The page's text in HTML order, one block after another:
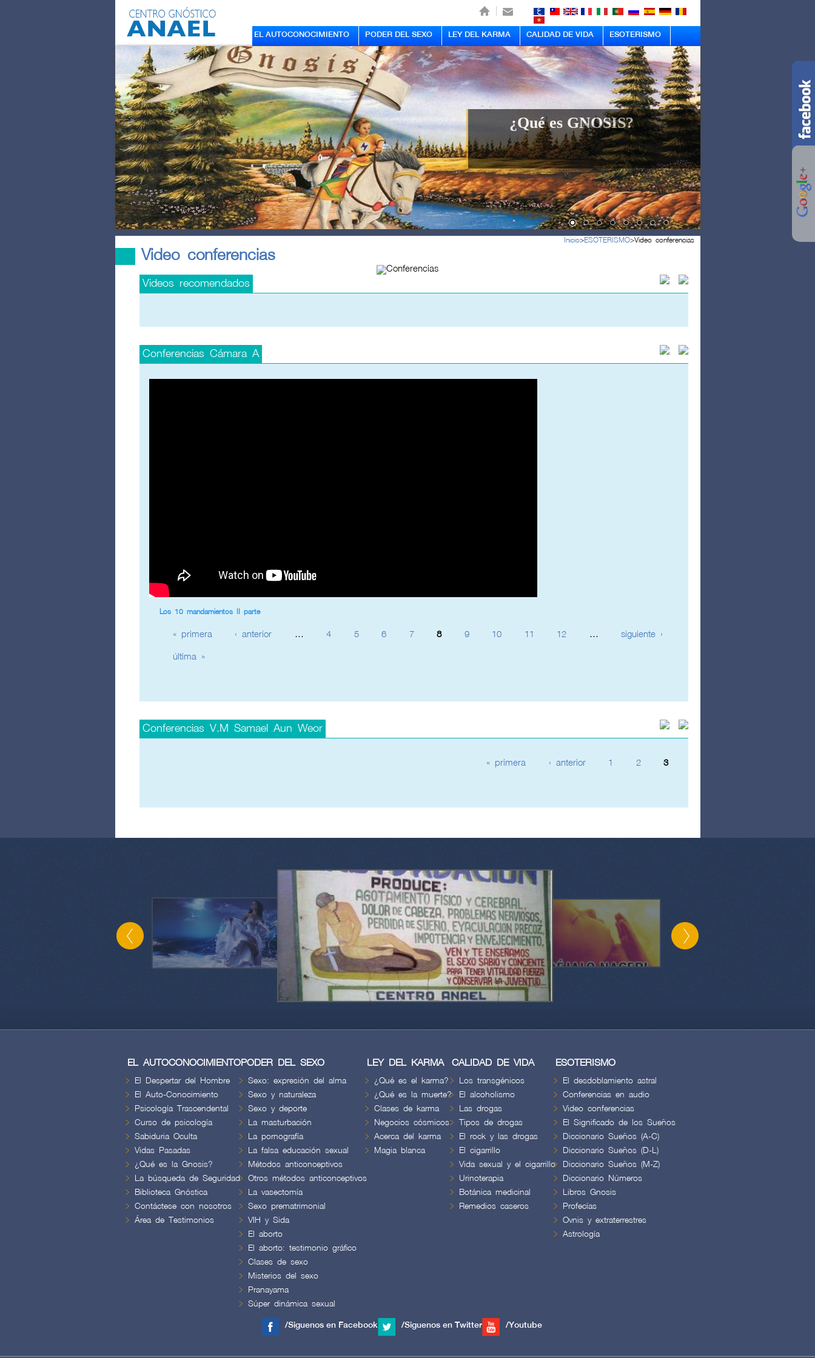
EL AUTOCONOCIMIENTO PODER DEL SEXO LEY DEL KARMA CALIDAD DE VIDA ESOTERISMO
¿Qué es GNOSIS?
Inicio>ESOTERISMO>Video conferencias
Video conferencias
Videos recomendados
Conferencias Cámara A
Los 10 mandamientos II parte
« primera ‹ anterior … 4 5 6 7 8 9 10 11 12 … siguiente ›
última »
Conferencias V.M Samael Aun Weor
« primera ‹ anterior 1 2 3
La Masturbación
Los terribles daños del vicio de la Masturbación
EL AUTOCONOCIMIENTO
El Despertar del Hombre
El Auto-Conocimiento
Psicología Trascendental
Curso de psicología
Sabiduria Oculta
Vidas Pasadas
¿Qué es la Gnosis?
La búsqueda de Seguridad
Biblioteca Gnóstica
Contáctese con nosotros
Área de Testimonios
PODER DEL SEXO
Sexo: expresión del alma
Sexo y naturaleza
Sexo y deporte
La masturbación
La pornografía
La falsa educación sexual
Métodos anticonceptivos
Otros métodos anticonceptivos
La vasectomía
Sexo prematrimonial
VIH y Sida
El aborto
El aborto: testimonio gráfico
Clases de sexo
Misterios del sexo
Pranayama
Súper dinámica sexual
LEY DEL KARMA
¿Qué es el karma?
¿Qué es la muerte?
Clases de karma
Negocios cósmicos
Acerca del karma
Magia blanca
CALIDAD DE VIDA
Los transgénicos
El alcoholismo
Las drogas
Tipos de drogas
El rock y las drogas
El cigarrillo
Vida sexual y el cigarrillo
Urinoterapia
Botánica medicinal
Remedios caseros
ESOTERISMO
El desdoblamiento astral
Conferencias en audio
Video conferencias
El Significado de los Sueños
Diccionario Sueños (A-C)
Diccionario Sueños (D-L)
Diccionario Sueños (M-Z)
Diccionario Números
Libros Gnosis
Profecías
Ovnis y extraterrestres
Astrología
/Siguenos en Facebook /Siguenos en Twitter /Youtube